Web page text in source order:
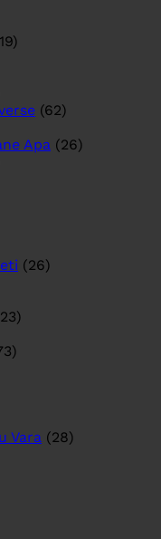
(62)
Apa (26)
(26)
Vara (28)